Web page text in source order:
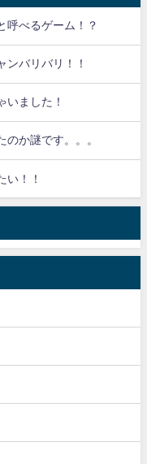
べるゲーム！？
バリバリ！！
ました！
か謎です。。。
！！